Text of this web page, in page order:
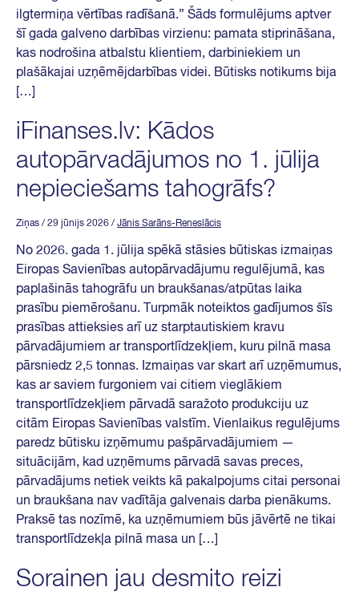
ilgtermiņa vērtības radīšanā.” Šāds formulējums aptver
šī gada galveno darbības virzienu: pamata stiprināšana,
kas nodrošina atbalstu klientiem, darbiniekiem un
plašākajai uzņēmējdarbības videi. Būtisks notikums bija
[…]
iFinanses.lv: Kādos
autopārvadājumos no 1. jūlija
nepieciešams tahogrāfs?
Ziņas / 29 jūnijs 2026 / Jānis Sarāns-Reneslācis
No 2026. gada 1. jūlija spēkā stāsies būtiskas izmaiņas
Eiropas Savienības autopārvadājumu regulējumā, kas
paplašinās tahogrāfu un braukšanas/atpūtas laika
prasību piemērošanu. Turpmāk noteiktos gadījumos šīs
prasības attieksies arī uz starptautiskiem kravu
pārvadājumiem ar transportlīdzekļiem, kuru pilnā masa
pārsniedz 2,5 tonnas. Izmaiņas var skart arī uzņēmumus,
kas ar saviem furgoniem vai citiem vieglākiem
transportlīdzekļiem pārvadā saražoto produkciju uz
citām Eiropas Savienības valstīm. Vienlaikus regulējums
paredz būtisku izņēmumu pašpārvadājumiem —
situācijām, kad uzņēmums pārvadā savas preces,
pārvadājums netiek veikts kā pakalpojums citai personai
un braukšana nav vadītāja galvenais darba pienākums.
Praksē tas nozīmē, ka uzņēmumiem būs jāvērtē ne tikai
transportlīdzekļa pilnā masa un […]
Sorainen jau desmito reizi